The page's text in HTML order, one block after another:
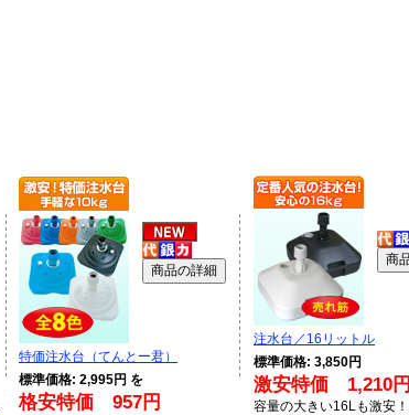
特価注水台（てんとー君）
標準価格: 2,995円 を
格安特価 957円
注水台／16リットル
標準価格: 3,850円
激安特価 1,210円
容量の大きい16Lも激安！